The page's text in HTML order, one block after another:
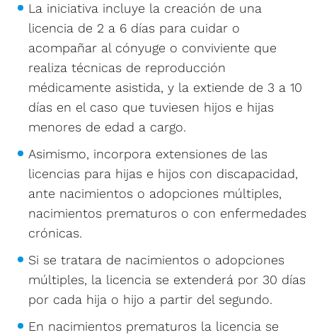
La iniciativa incluye la creación de una
licencia de 2 a 6 días para cuidar o
acompañar al cónyuge o conviviente que
realiza técnicas de reproducción
médicamente asistida, y la extiende de 3 a 10
días en el caso que tuviesen hijos e hijas
menores de edad a cargo.
Asimismo, incorpora extensiones de las
licencias para hijas e hijos con discapacidad,
ante nacimientos o adopciones múltiples,
nacimientos prematuros o con enfermedades
crónicas.
Si se tratara de nacimientos o adopciones
múltiples, la licencia se extenderá por 30 días
por cada hija o hijo a partir del segundo.
En nacimientos prematuros la licencia se